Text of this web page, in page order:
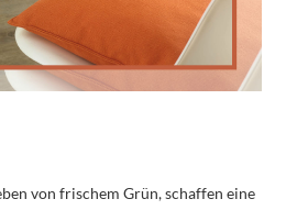
von frischem Grün, schaffen eine